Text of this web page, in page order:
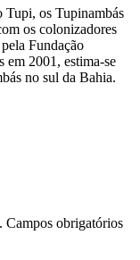
os Tupinambás
os colonizadores
Fundação
em 2001, estima-se
no sul da Bahia.
Campos obrigatórios